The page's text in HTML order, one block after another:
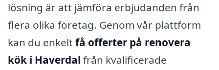
lösning är att jämföra erbjudanden från
flera olika företag. Genom vår plattform
kan du enkelt få offerter på renovera
kök i Haverdal från kvalificerade